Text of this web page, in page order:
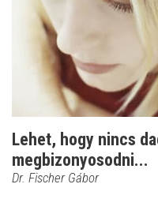
Lehet, hogy nincs
megbizonyosodni...
Dr. Fischer Gábor